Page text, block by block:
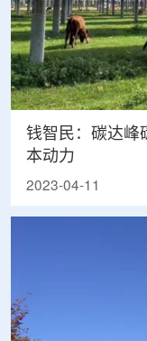
钱智民：碳达峰
本动力
2023-04-11